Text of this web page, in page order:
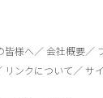
皆様へ 会社概要
リンクについて サ